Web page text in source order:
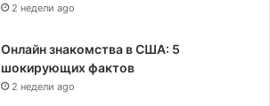
2 недели ago
Онлайн знакомства в США: 5
шокирующих фактов
2 недели ago